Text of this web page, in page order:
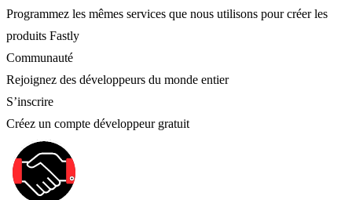
Programmez les mêmes services que nous utilisons pour créer les
produits Fastly
Communauté
Rejoignez des développeurs du monde entier
S’inscrire
Créez un compte développeur gratuit